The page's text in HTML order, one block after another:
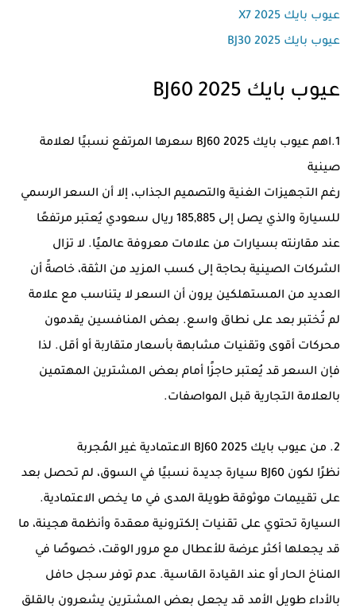
عيوب بايك X7 2025
عيوب بايك BJ30 2025
عيوب بايك BJ60 2025
1.اهم عيوب بايك BJ60 2025 سعرها المرتفع نسبيًا لعلامة
صينية
رغم التجهيزات الغنية والتصميم الجذاب، إلا أن السعر الرسمي
للسيارة والذي يصل إلى 185,885 ريال سعودي يُعتبر مرتفعًا
عند مقارنته بسيارات من علامات معروفة عالميًا. لا تزال
الشركات الصينية بحاجة إلى كسب المزيد من الثقة، خاصةً أن
العديد من المستهلكين يرون أن السعر لا يتناسب مع علامة
لم تُختبر بعد على نطاق واسع. بعض المنافسين يقدمون
محركات أقوى وتقنيات مشابهة بأسعار متقاربة أو أقل. لذا
فإن السعر قد يُعتبر حاجزًا أمام بعض المشترين المهتمين
بالعلامة التجارية قبل المواصفات.
2. من عيوب بايك BJ60 2025 الاعتمادية غير المُجربة
نظرًا لكون BJ60 سيارة جديدة نسبيًا في السوق، لم تحصل بعد
على تقييمات موثوقة طويلة المدى في ما يخص الاعتمادية.
السيارة تحتوي على تقنيات إلكترونية معقدة وأنظمة هجينة، ما
قد يجعلها أكثر عرضة للأعطال مع مرور الوقت، خصوصًا في
المناخ الحار أو عند القيادة القاسية. عدم توفر سجل حافل
بالأداء طويل الأمد قد يجعل بعض المشترين يشعرون بالقلق